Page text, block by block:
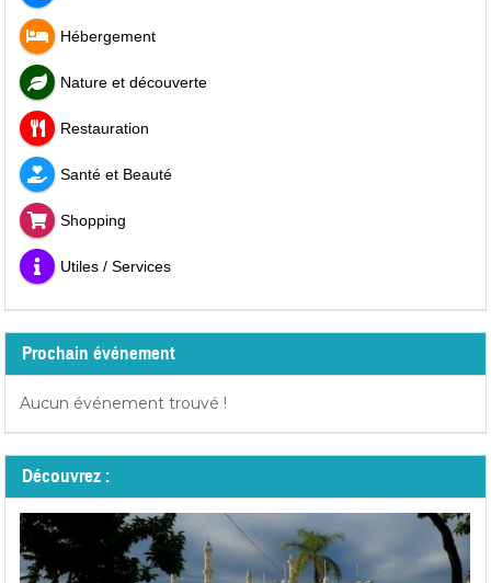
Hébergement
Nature et découverte
Restauration
Santé et Beauté
Shopping
Utiles / Services
Prochain événement
Aucun événement trouvé !
Découvrez :